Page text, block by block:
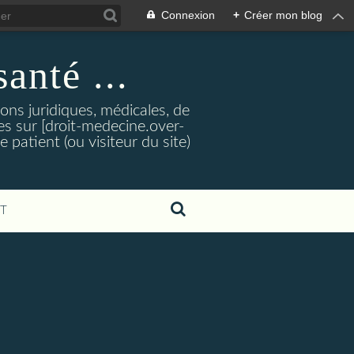
Connexion + Créer mon blog
...
juridiques, médicales, de
sur [droit-medecine.over-
patient (ou visiteur du site)